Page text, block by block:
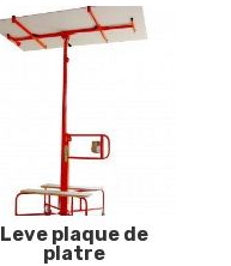
Leve plaque de
platre